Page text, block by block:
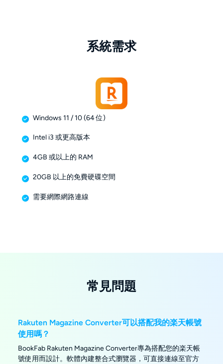
系統需求
Windows 11 / 10 (64 位)
Intel i3 或更高版本
4GB 或以上的 RAM
20GB 以上的免費硬碟空間
需要網際網路連線
常見問題
Rakuten Magazine Converter可以搭配我的楽天帳號
使用嗎？
BookFab Rakuten Magazine Converter專為搭配您的楽天帳
號使用而設計。軟體內建整合式瀏覽器，可直接連線至官方